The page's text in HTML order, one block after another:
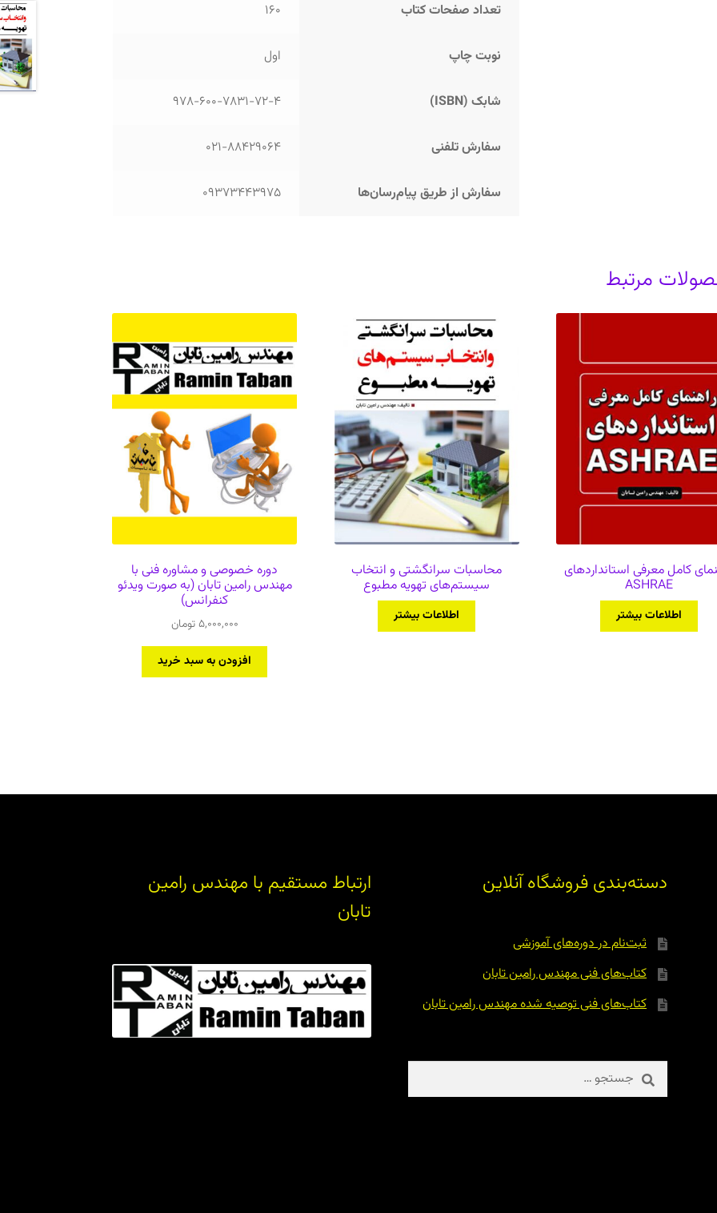
تعداد صفحات کتاب 160
نوبت چاپ اول
شابک (ISBN) 978-600-7831-72-4
سفارش تلفنی 021-88429064
سفارش از طریق پیام‌رسان‌ها 09373443975
مرتبط
کامل معرفی استانداردهای
ASHRAE
اطلاعات بیشتر
محاسبات سرانگشتی و انتخاب
سیستم‌های تهویه مطبوع
اطلاعات بیشتر
دوره خصوصی و مشاوره فنی با
مهندس رامین تابان (به صورت ویدئو
کنفرانس)
5,000,000تومان
افزودن به سبد خرید
دسته‌بندی فروشگاه آنلاین
ثبت‌نام در دوره‌های آموزشی
کتاب‌های فنی مهندس رامین تابان
کتاب‌های فنی توصیه شده مهندس رامین تابان
جستجو
برای:
ارتباط مستقیم با مهندس رامین
تابان